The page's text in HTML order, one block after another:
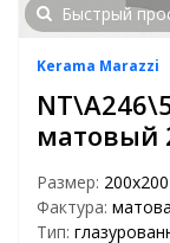
Быстрый
Kerama Marazzi
матовый
Размер: 200х200
Фактура:
Тип: